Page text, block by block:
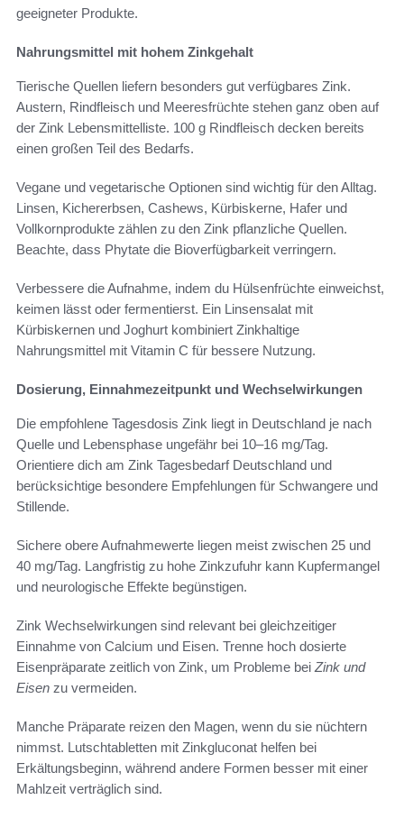
geeigneter Produkte.
Nahrungsmittel mit hohem Zinkgehalt
Tierische Quellen liefern besonders gut verfügbares Zink.
Austern, Rindfleisch und Meeresfrüchte stehen ganz oben auf
der Zink Lebensmittelliste. 100 g Rindfleisch decken bereits
einen großen Teil des Bedarfs.
Vegane und vegetarische Optionen sind wichtig für den Alltag.
Linsen, Kichererbsen, Cashews, Kürbiskerne, Hafer und
Vollkornprodukte zählen zu den Zink pflanzliche Quellen.
Beachte, dass Phytate die Bioverfügbarkeit verringern.
Verbessere die Aufnahme, indem du Hülsenfrüchte einweichst,
keimen lässt oder fermentierst. Ein Linsensalat mit
Kürbiskernen und Joghurt kombiniert Zinkhaltige
Nahrungsmittel mit Vitamin C für bessere Nutzung.
Dosierung, Einnahmezeitpunkt und Wechselwirkungen
Die empfohlene Tagesdosis Zink liegt in Deutschland je nach
Quelle und Lebensphase ungefähr bei 10–16 mg/Tag.
Orientiere dich am Zink Tagesbedarf Deutschland und
berücksichtige besondere Empfehlungen für Schwangere und
Stillende.
Sichere obere Aufnahmewerte liegen meist zwischen 25 und
40 mg/Tag. Langfristig zu hohe Zinkzufuhr kann Kupfermangel
und neurologische Effekte begünstigen.
Zink Wechselwirkungen sind relevant bei gleichzeitiger
Einnahme von Calcium und Eisen. Trenne hoch dosierte
Eisenpräparate zeitlich von Zink, um Probleme bei Zink und
Eisen zu vermeiden.
Manche Präparate reizen den Magen, wenn du sie nüchtern
nimmst. Lutschtabletten mit Zinkgluconat helfen bei
Erkältungsbeginn, während andere Formen besser mit einer
Mahlzeit verträglich sind.